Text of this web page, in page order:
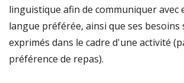
linguistique afin de communiquer avec
langue préférée, ainsi que ses besoins
exprimés dans le cadre d'une activité
préférence de repas).